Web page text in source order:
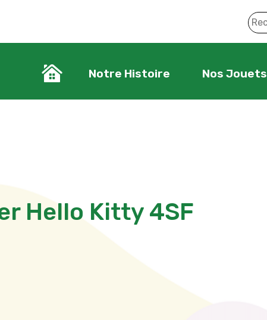
Notre Histoire Nos Jouets
Hello Kitty 4SF